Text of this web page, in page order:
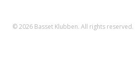
© 2026 Basset Klubben. All rights reserved.